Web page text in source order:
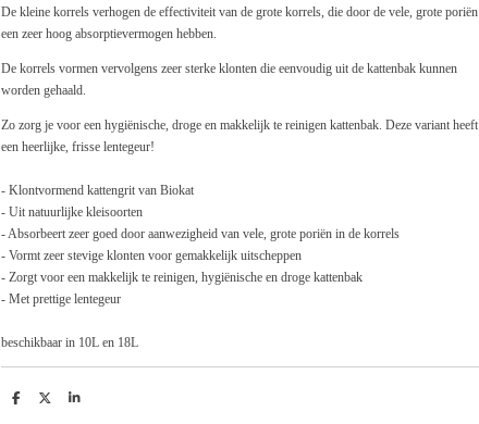
De kleine korrels verhogen de effectiviteit van de grote korrels, die door de vele, grote poriën
een zeer hoog absorptievermogen hebben.
De korrels vormen vervolgens zeer sterke klonten die eenvoudig uit de kattenbak kunnen
worden gehaald.
Zo zorg je voor een hygiënische, droge en makkelijk te reinigen kattenbak. Deze variant heeft
een heerlijke, frisse lentegeur!
- Klontvormend kattengrit van Biokat
- Uit natuurlijke kleisoorten
- Absorbeert zeer goed door aanwezigheid van vele, grote poriën in de korrels
- Vormt zeer stevige klonten voor gemakkelijk uitscheppen
- Zorgt voor een makkelijk te reinigen, hygiënische en droge kattenbak
- Met prettige lentegeur
beschikbaar in 10L en 18L
D
D
S